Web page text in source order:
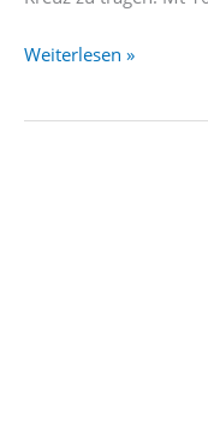
Kreuzweg,
Weiterlesen »